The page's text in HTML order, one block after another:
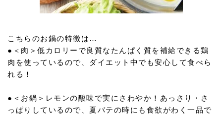
こちらのお鍋の特徴は…
●＜肉＞低カロリーで良質なたんぱく質を補給できる鶏
肉を使っているので、ダイエット中でも安心して食べら
れる！
●＜お鍋＞レモンの酸味で実にさわやか！あっさり・さ
っぱりしているので、夏バテの時にも食欲がわく一品で